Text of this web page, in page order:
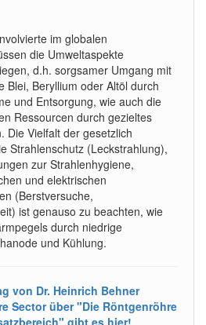
im globalen
die Umweltaspekte
d.h. sorgsamer Umgang mit
Blei, Beryllium oder Altöl durch
und Entsorgung, wie auch die
Ressourcen durch gezieltes
Die Vielfalt der gesetzlich
Strahlenschutz (Leckstrahlung),
zur Strahlenhygiene,
und elektrischen
(Berstversuche,
ist genauso zu beachten, wie
durch niedrige
und Kühlung.
von Dr. Heinrich Behner
Sector über "Die Röntgenröhre
gibt es hier!